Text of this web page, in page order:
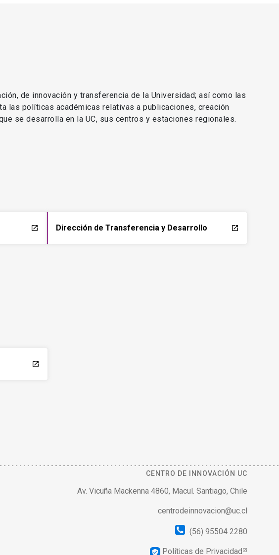
de innovación y transferencia de la Universidad; así como las
las políticas académicas relativas a publicaciones, creación
se desarrolla en la UC, sus centros y estaciones regionales.
launch Dirección de Transferencia y Desarrollo launch
launch
CENTRO DE INNOVACIÓN UC
Av. Vicuña Mackenna 4860, Macul. Santiago, Chile
centrodeinnovacion@uc.cl
(56) 95504 2280
verified_user Políticas de Privacidad